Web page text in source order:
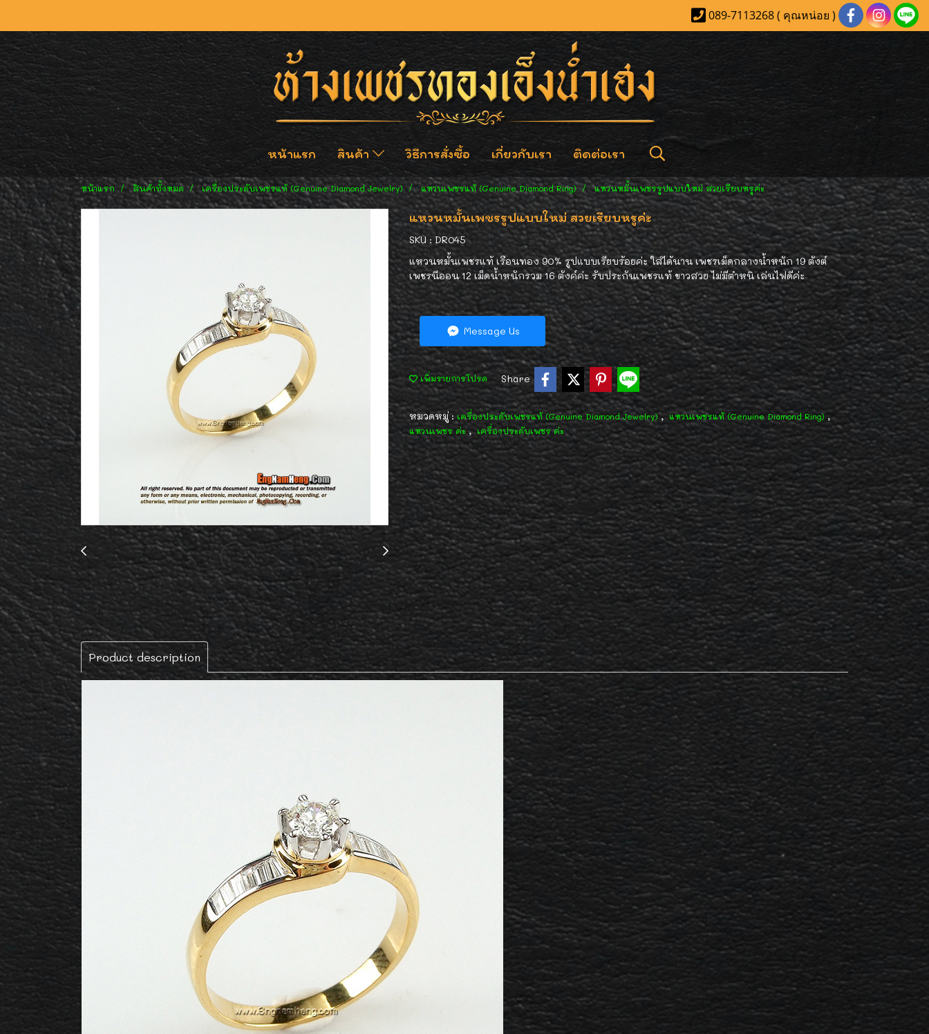
089-7113268 ( คุณหน่อย )
หน้าแรก สินค้า วิธีการสั่งซื้อ เกี่ยวกับเรา ติดต่อเรา
หน้าแรก สินค้าทั้งหมด เครื่องประดับเพชรแท้ (Genuine Diamond Jewelry) แหวนเพชรแท้ (Genuine Diamond Ring) แหวนหมั้นเพชรรูปแบบใหม่ สวยเรียบหรูค่ะ
แหวนหมั้นเพชรรูปแบบใหม่ สวยเรียบหรูค่ะ
SKU : DR045
แหวนหมั้นเพชรแท้ เรือนทอง 90% รูปแบบเรียบร้อยค่ะ ใส่ได้นาน เพชรเม็ดกลางน้ำหนัก 19 ตังต์
เพชรนีออน 12 เม็ดน้ำหนักรวม 16 ตังค์ค่ะ รับประกันเพชรแท้ ขาวสวย ไม่มีตำหนิ เล่นไฟดีค่ะ
Message Us
เพิ่มรายการโปรด Share
หมวดหมู่ : เครื่องประดับเพชรแท้ (Genuine Diamond Jewelry), แหวนเพชรแท้ (Genuine Diamond Ring) ,
แหวนเพชร ค่ะ, เครื่องประดับเพชร ค่ะ
Product description